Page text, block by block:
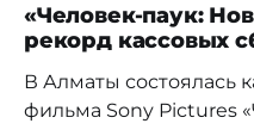
«Человек-паук:
рекорд кассовых
В Алматы состоялась
фильма Sony Pictures